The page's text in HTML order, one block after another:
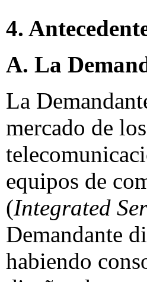
4.
A. La
La
mercado de
equipos de
(Integrated
Demandante
habiendo